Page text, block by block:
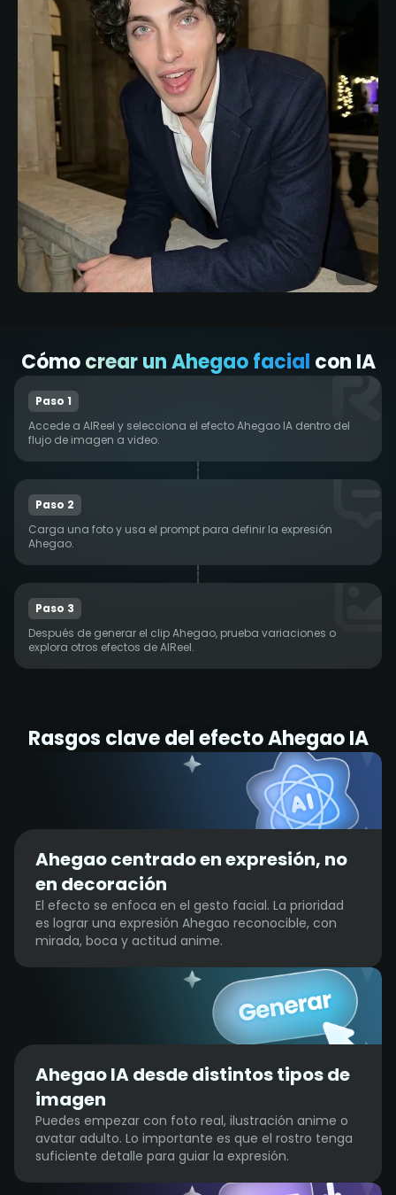
Cómocrear un Ahegao facial con IA
Paso 1
Accede a AIReel y selecciona el efecto Ahegao IA dentro del
flujo de imagen a video.
Paso 2
Carga una foto y usa el prompt para definir la expresión
Ahegao.
Paso 3
Después de generar el clip Ahegao, prueba variaciones o
explora otros efectos de AIReel.
Rasgos clave del efecto Ahegao IA
Ahegao centrado en expresión, no
en decoración
El efecto se enfoca en el gesto facial. La prioridad
es lograr una expresión Ahegao reconocible, con
mirada, boca y actitud anime.
Ahegao IA desde distintos tipos de
imagen
Puedes empezar con foto real, ilustración anime o
avatar adulto. Lo importante es que el rostro tenga
suficiente detalle para guiar la expresión.